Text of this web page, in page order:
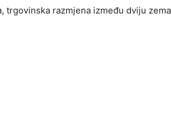
trgovinska razmjena između dviju